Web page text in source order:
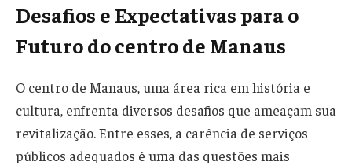
Desafios e Expectativas para o
Futuro do centro de Manaus
O centro de Manaus, uma área rica em história e
cultura, enfrenta diversos desafios que ameaçam sua
revitalização. Entre esses, a carência de serviços
públicos adequados é uma das questões mais